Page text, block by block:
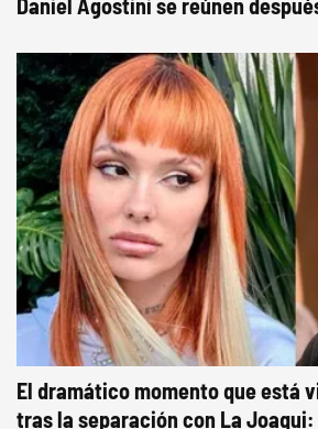
Daniel Agostini se reúnen
El dramático momento que está
tras la separación con La Joaqui: